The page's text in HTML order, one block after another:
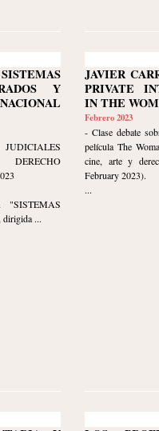
Y
JUDICIALES
...
JAVIER
PRIVATE
IN THE
Febrero 2023
- Clase debate
película The
cine, arte y
February 2023).
...